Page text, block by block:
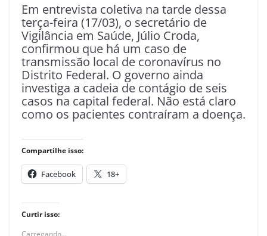
Em entrevista coletiva na tarde dessa
terça-feira (17/03), o secretário de
Vigilância em Saúde, Júlio Croda,
confirmou que há um caso de
transmissão local de coronavírus no
Distrito Federal. O governo ainda
investiga a cadeia de contágio de seis
casos na capital federal. Não está claro
como os pacientes contraíram a doença.
Compartilhe isso:
Facebook 18+
Curtir isso:
Carregando...